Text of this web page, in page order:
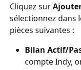
Cliquez sur
sélectionnez dans
pièces suivantes :
Bilan Actif/
compte Indy,